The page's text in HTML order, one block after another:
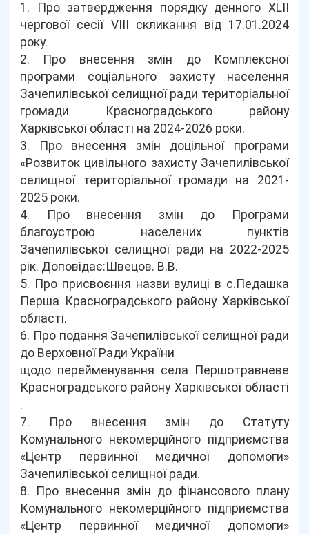
1. Про затвердження порядку денного ХLІІ
чергової сесії VІIІ скликання від 17.01.2024
року.
2. Про внесення змін до Комплексної
програми соціального захисту населення
Зачепилівської селищної ради територіальної
громади Красноградського району
Харківської області на 2024-2026 роки.
3. Про внесення змін доцільної програми
«Розвиток цивільного захисту Зачепилівської
селищної територіальної громади на 2021-
2025 роки.
4. Про внесення змін до Програми
благоустрою населених пунктів
Зачепилівської селищної ради на 2022-2025
рік. Доповідає:Швецов. В.В.
5. Про присвоєння назви вулиці в с.Педашка
Перша Красноградського району Харківської
області.
6. Про подання Зачепилівської селищної ради
до Верховної Ради України
щодо перейменування села Першотравневе
Красноградського району Харківської області
.
7. Про внесення змін до Статуту
Комунального некомерційного підприємства
«Центр первинної медичної допомоги»
Зачепилівської селищної ради.
8. Про внесення змін до фінансового плану
Комунального некомерційного підприємства
«Центр первинної медичної допомоги»